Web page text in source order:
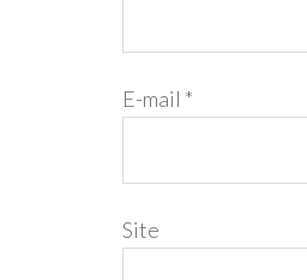
E-mail *
Site